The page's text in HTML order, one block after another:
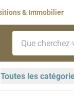
& Immobilier
Toutes les